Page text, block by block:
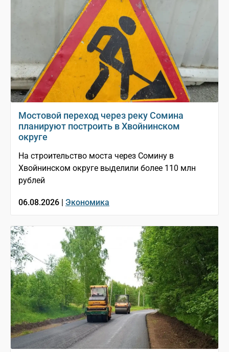
Мостовой переход через реку Сомина
планируют построить в Хвойнинском
округе
На строительство моста через Сомину в
Хвойнинском округе выделили более 110 млн
рублей
06.08.2026 | Экономика